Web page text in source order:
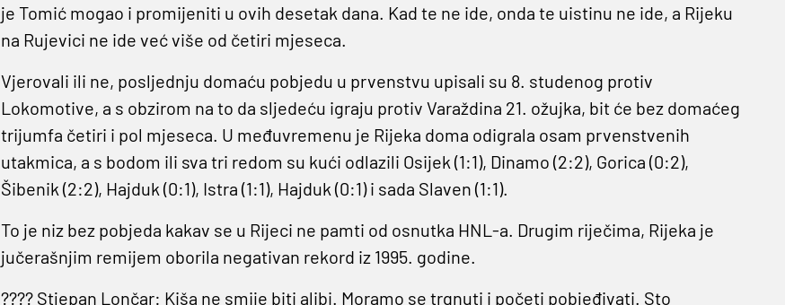
je Tomić mogao i promijeniti u ovih desetak dana. Kad te ne ide, onda te uistinu ne ide, a Rijeku
na Rujevici ne ide već više od četiri mjeseca.
Vjerovali ili ne, posljednju domaću pobjedu u prvenstvu upisali su 8. studenog protiv
Lokomotive, a s obzirom na to da sljedeću igraju protiv Varaždina 21. ožujka, bit će bez domaćeg
trijumfa četiri i pol mjeseca. U međuvremenu je Rijeka doma odigrala osam prvenstvenih
utakmica, a s bodom ili sva tri redom su kući odlazili Osijek (1:1), Dinamo (2:2), Gorica (0:2),
Šibenik (2:2), Hajduk (0:1), Istra (1:1), Hajduk (0:1) i sada Slaven (1:1).
To je niz bez pobjeda kakav se u Rijeci ne pamti od osnutka HNL-a. Drugim riječima, Rijeka je
jučerašnjim remijem oborila negativan rekord iz 1995. godine.
???? Stjepan Lončar: Kiša ne smije biti alibi. Moramo se trgnuti i početi pobjeđivati. Sto